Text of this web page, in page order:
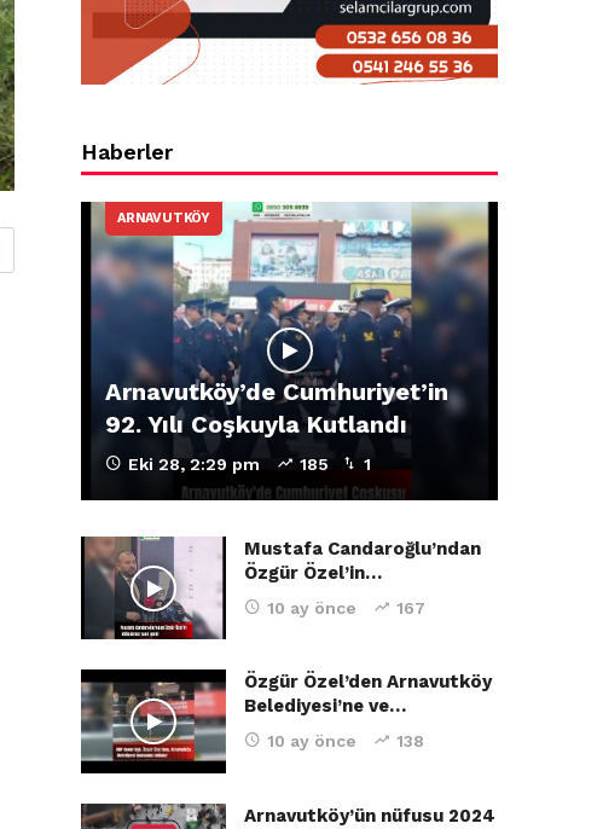
Haberler
ARNAVUTKÖY
Arnavutköy’de Cumhuriyet’in
92. Yılı Coşkuyla Kutlandı
Eki 28, 2:29 pm 185 1
Mustafa Candaroğlu’ndan
Özgür Özel’in…
10 ay önce 167
Özgür Özel’den Arnavutköy
Belediyesi’ne ve…
10 ay önce 138
Arnavutköy’ün nüfusu 2024